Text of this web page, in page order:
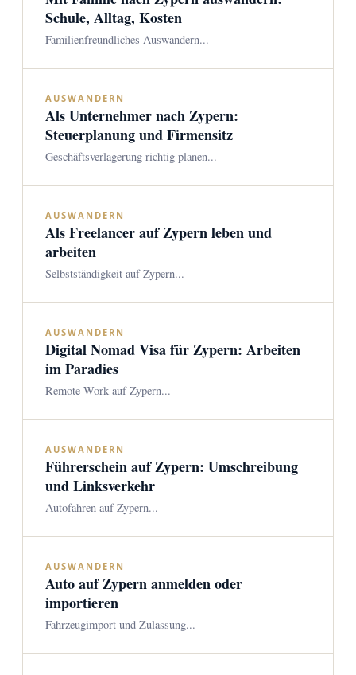
Schule, Alltag, Kosten
Familienfreundliches Auswandern...
AUSWANDERN
Als Unternehmer nach Zypern:
Steuerplanung und Firmensitz
Geschäftsverlagerung richtig planen...
AUSWANDERN
Als Freelancer auf Zypern leben und
arbeiten
Selbstständigkeit auf Zypern...
AUSWANDERN
Digital Nomad Visa für Zypern: Arbeiten
im Paradies
Remote Work auf Zypern...
AUSWANDERN
Führerschein auf Zypern: Umschreibung
und Linksverkehr
Autofahren auf Zypern...
AUSWANDERN
Auto auf Zypern anmelden oder
importieren
Fahrzeugimport und Zulassung...